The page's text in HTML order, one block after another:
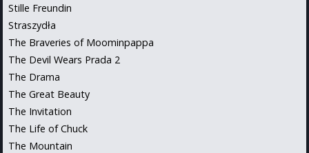
Stille Freundin
Straszydła
The Braveries of Moominpappa
The Devil Wears Prada 2
The Drama
The Great Beauty
The Invitation
The Life of Chuck
The Mountain